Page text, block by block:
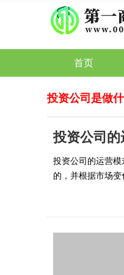
首页
投资公司是做
投资公司
投资公司的运营
的，并根据市场变